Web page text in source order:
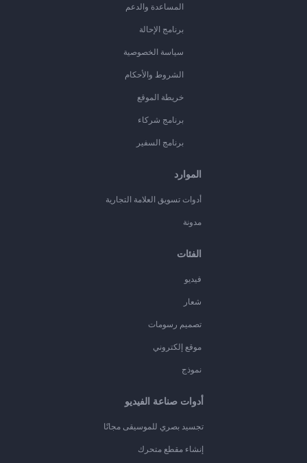
المساعدة والدعم
برنامج الإحالة
سياسة الخصوصية
الشروط والأحكام
خريطة الموقع
برنامج شركاء
برنامج السفير
الموارد
أدوات تسويق العلامة التجارية
مدونة
الفئات
فيديو
شعار
تصميم رسومات
موقع إلكتروني
نموذج
أدوات صناعة الفيديو
تجسيد بصري للموسيقى مجانًا
إنشاء مقطع متحرك